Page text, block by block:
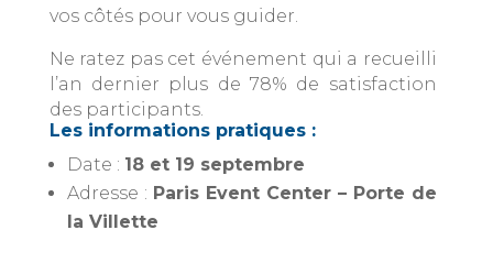
vos côtés pour vous guider.
Ne ratez pas cet événement qui a recueilli
l’an dernier plus de 78% de satisfaction
des participants.
Les informations pratiques :
Date : 18 et 19 septembre
Adresse : Paris Event Center – Porte de
la Villette